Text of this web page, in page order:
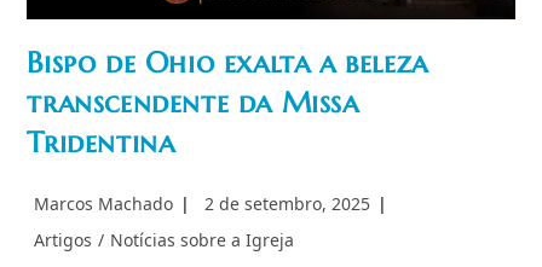
Bispo de Ohio exalta a beleza
transcendente da Missa
Tridentina
Autor
post:
Marcos Machado
Post
2 de setembro, 2025
Categoria
Artigos / Notícias sobre a Igreja